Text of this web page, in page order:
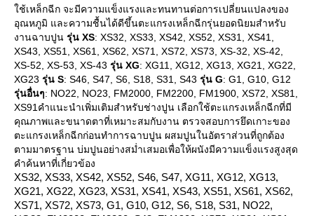
ช้เหล็กฉีก จะมีความแข็งแรงและทนทานต่อการเปลี่ยนแปลงของ
อุณหภูมิ และความชื้นได้ดีขึ้นตะแกรงเหล็กฉีกรุ่นยอดนิยมสำหรับ
งานฉาบปูน รุ่น XS: XS32, XS33, XS42, XS52, XS31, XS41,
XS43, XS51, XS61, XS62, XS71, XS72, XS73, XS-32, XS-42,
XS-52, XS-53, XS-43 รุ่น XG: XG11, XG12, XG13, XG21, XG22,
XG23 รุ่น S: S46, S47, S6, S18, S31, S43 รุ่น G: G1, G10, G12
รุ่นอื่นๆ: NO22, NO23, FM2000, FM2200, FM1900, XS72, XS81,
XS91คำแนะนำเพิ่มเติมสำหรับช่างปูน เลือกใช้ตะแกรงเหล็กฉีกที่มี
คุณภาพและขนาดตาที่เหมาะสมกับงาน ตรวจสอบการยึดเกาะของ
ตะแกรงเหล็กฉีกก่อนทำการฉาบปูน ผสมปูนในอัตราส่วนที่ถูกต้อง
ตามมาตรฐาน บ่มปูนอย่างสม่ำเสมอเพื่อให้ผนังมีความแข็งแรงสูงสุด
คำค้นหาที่เกี่ยวข้อง
XS32, XS33, XS42, XS52, S46, S47, XG11, XG12, XG13,
XG21, XG22, XG23, XS31, XS41, XS43, XS51, XS61, XS62,
XS71, XS72, XS73, G1, G10, G12, S6, S18, S31, NO22,